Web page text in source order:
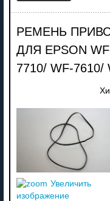
РЕМЕНЬ
ДЛЯ EPSON
7710/ WF-7610/
Увеличить
изображение